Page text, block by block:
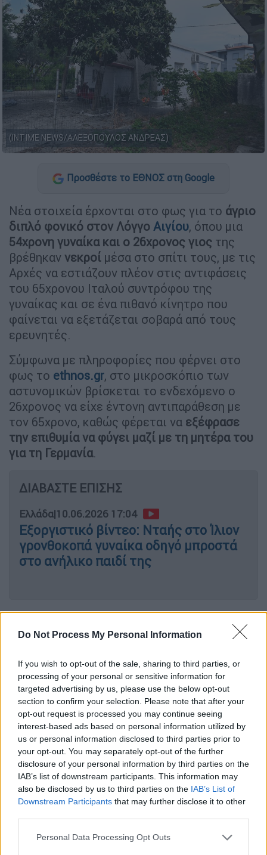
Do Not Process My Personal Information
If you wish to opt-out of the sale, sharing to third parties, or
processing of your personal or sensitive information for
targeted advertising by us, please use the below opt-out
section to confirm your selection. Please note that after your
opt-out request is processed you may continue seeing
interest-based ads based on personal information utilized by
us or personal information disclosed to third parties prior to
your opt-out. You may separately opt-out of the further
disclosure of your personal information by third parties on the
IAB’s list of downstream participants. This information may
also be disclosed by us to third parties on the IAB’s List of
Downstream Participants that may further disclose it to other
Please note that this website/app uses one or more Google
Personal Data Processing Opt Outs
(INTIME NEWS/ΑΛΕΞΟΠΟΥΛΟΣ ΑΝΔΡΕΑΣ)
Προσθέστε το ΕΘΝΟΣ στη Google
Νέα στοιχεία έρχονται στο φως για το άγριο
διπλό φονικό στον Λόγγο Αιγίου, όπου μια
54χρονη γυναίκα και ο 26χρονος γιος της
βρέθηκαν νεκροί μέσα στο σπίτι τους, με τις
Αρχές να εστιάζουν πλέον στις αντιφάσεις
του 65χρονου Ιταλού συντρόφου της
γυναίκας και σε ένα πιθανό κίνητρο που
φαίνεται να εξετάζεται σοβαρά από τους
ερευνητές.
Σύμφωνα με πληροφορίες που φέρνει στο
φως το ethnos.gr, στο μικροσκόπιο των
αστυνομικών βρίσκεται το ενδεχόμενο ο
26χρονος να είχε έντονη αντιπαράθεση με
τον 65χρονο, καθώς φέρεται να εξέφρασε
την επιθυμία να φύγει μαζί με τη μητέρα του
για τη Γερμανία.
ΔΙΑΒΑΣΤΕ ΕΠΙΣΗΣ
Ελλάδα|10.06.2026 17:04
Εξοργιστικό βίντεο: Νταής στο Ίλιον
γρονθοκοπά γυναίκα οδηγό μπροστά
στο ανήλικο παιδί της
μόλις πριν από λίγες ημέρεςκαι οι Αρχές
την οργισμένη αντίδραση του 65χρονου,
δεδομένου ότι η 54χρονη αντιμετώπιζε
προβλήματα υγείας - γεγονός που φαίνεται
να ανησυχούσε τον γιο της.
Το βίντεο από γειτονικό σπίτι
Την ίδια ώρα, καθοριστικής σημασίας
θεωρείται το βιντεοληπτικό υλικόπου
κατασχέθηκε από κάμερα ασφαλείας
γειτονικού σπιτιού. Μετά την εκτίμηση του
σημειώθηκαν μεταξύ 5 και 6 τα ξημερώματα,